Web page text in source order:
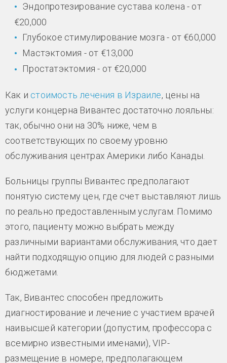
Эндопротезирование сустава колена - от
€20,000
Глубокое стимулирование мозга - от €60,000
Мастэктомия - от €13,000
Простатэктомия - от €20,000
Как и стоимость лечения в Израиле, цены на
услуги концерна Вивантес достаточно лояльны:
так, обычно они на 30% ниже, чем в
соответствующих по своему уровню
обслуживания центрах Америки либо Канады.
Больницы группы Вивантес предполагают
понятую систему цен, где счет выставляют лишь
по реально предоставленным услугам. Помимо
этого, пациенту можно выбрать между
различными вариантами обслуживания, что дает
найти подходящую опцию для людей с разными
бюджетами.
Так, Вивантес способен предложить
диагностирование и лечение с участием врачей
наивысшей категории (допустим, профессора с
всемирно известными именами), VIP-
размещение в номере, предполагающем